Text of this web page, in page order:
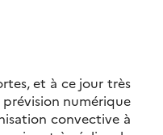
et à ce jour très
numérique
convective à